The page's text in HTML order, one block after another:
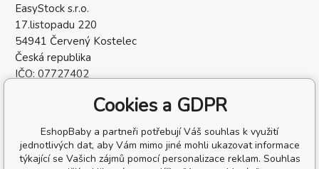
EasyStock s.r.o.
17.listopadu 220
54941 Červený Kostelec
Česká republika
IČO: 07727402
Cookies a GDPR
EshopBaby a partneři potřebují Váš souhlas k využití
jednotlivých dat, aby Vám mimo jiné mohli ukazovat informace
týkající se Vašich zájmů pomocí personalizace reklam. Souhlas